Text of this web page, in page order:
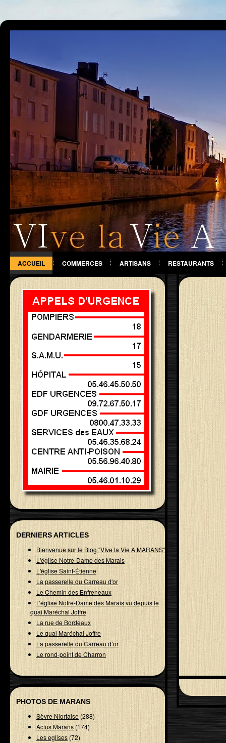
ACCUEIL COMMERCES ARTISANS RESTAURANTS
DIVERS
DERNIERS ARTICLES
Bienvenue sur le Blog "VIve la Vie A MARANS"
L'église Notre-Dame des Marais
L'église Saint-Étienne
La passerelle du Carreau d'or
Le Chemin des Enfreneaux
L’église Notre-Dame des Marais vu depuis le
quai Maréchal Joffre
La rue de Bordeaux
Le quai Maréchal Joffre
La passerelle du Carreau d’or
Le rond-point de Charron
PHOTOS DE MARANS
Sèvre Niortaise(288)
Actus Marans (174)
Les eglises(72)